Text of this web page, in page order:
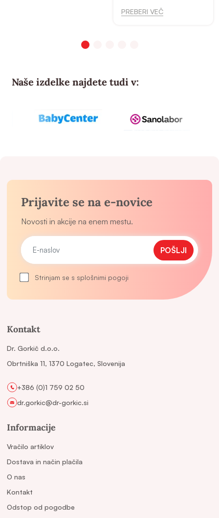
Trenutno sem v 30. tednu
PREBERI VEČ
Naše izdelke najdete tudi v:
Kontakt
Dr. Gorkič d.o.o.
Obrtniška 11, 1370 Logatec, Slovenija
+386 (0)1 759 02 50
dr.gorkic@dr-gorkic.si
Informacije
Vračilo artiklov
Dostava in način plačila
O nas
Kontakt
Odstop od pogodbe
Prijavite se na e-novice
Novosti in akcije na enem mestu.
POŠLJI
Strinjam se s splošnimi pogoji